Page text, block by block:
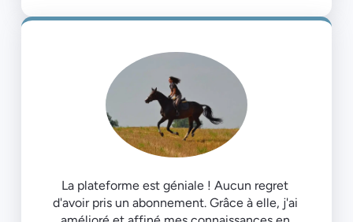
La plateforme est géniale ! Aucun regret
d'avoir pris un abonnement. Grâce à elle, j'ai